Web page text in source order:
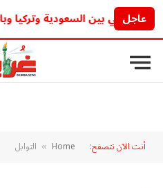
عاجل
أنت الآن تتصفح: Home
» التوابل